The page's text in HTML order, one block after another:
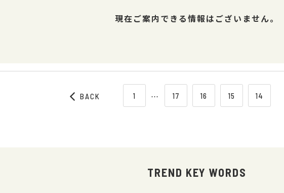
現在ご案内できる情報はございません。
BACK 1 ⋯ 17 16 15 14
TREND KEY WORDS